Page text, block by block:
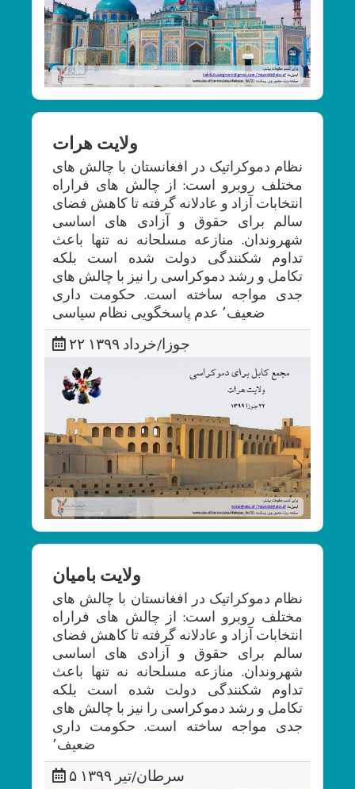
ولایت هرات
نظام دموکراتیک در افغانستان با چالش های
مختلف روبرو است: از چالش های فراراه
انتخابات آزاد و عادلانه گرفته تا کاهش فضای
سالم برای حقوق و آزادی های اساسی
شهروندان. منازعه مسلحانه نه تنها باعث
تداوم شکنندگی دولت شده است بلکه
تکامل و رشد دموکراسی را نیز با چالش های
جدی مواجه ساخته است. حکومت داری
ضعیف٬ عدم پاسخگویی نظام سیاسی
۲۲ جوزا/خرداد ۱۳۹۹
ولایت بامیان
نظام دموکراتیک در افغانستان با چالش های
مختلف روبرو است: از چالش های فراراه
انتخابات آزاد و عادلانه گرفته تا کاهش فضای
سالم برای حقوق و آزادی های اساسی
شهروندان. منازعه مسلحانه نه تنها باعث
تداوم شکنندگی دولت شده است بلکه
تکامل و رشد دموکراسی را نیز با چالش های
جدی مواجه ساخته است. حکومت داری
ضعیف٬
۵ سرطان/تیر ۱۳۹۹